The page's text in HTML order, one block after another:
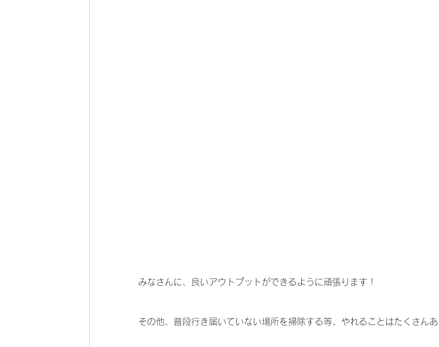
みなさんに、良いアウトプットができるように頑張ります！
その他、普段行き届いていない場所を掃除する等、やれることはたくさん